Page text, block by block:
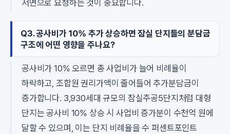
서면으로 요청하는 것이 중요합니다.
Q3. 공사비가 10% 추가 상승하면 잠실 단지들의 분담금
구조에 어떤 영향을 주나요?
공사비가 10% 오르면 총 사업비가 늘어 비례율이
하락하고, 조합원 권리가액이 줄어들어 추가분담금이
증가합니다. 3,930세대 규모의 잠실주공5단지처럼 대형
단지는 공사비 10% 상승 시 사업비 증가분이 수천억 원에
달할 수 있으며, 이는 단지 비례율을 수 퍼센트포인트